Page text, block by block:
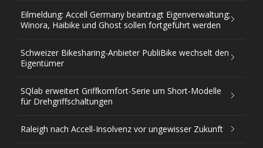
Eilmeldung: Accell Germany beantragt Eigenverwaltung;
Winora, Haibike und Ghost sollen fortgeführt werden
Schweizer Bikesharing-Anbieter PubliBike wechselt den
Eigentümer
SQlab erweitert Griffkomfort-Serie um Short-Modelle
für Drehgriffschaltungen
Raleigh nach Accell-Insolvenz vor ungewisser Zukunft